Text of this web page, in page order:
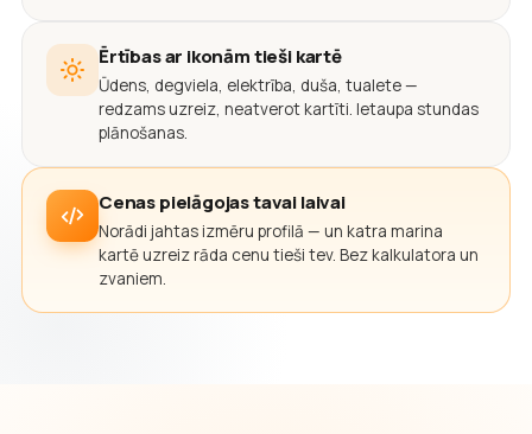
Ērtības ar ikonām tieši kartē
Ūdens, degviela, elektrība, duša, tualete —
redzams uzreiz, neatverot kartīti. Ietaupa stundas
plānošanas.
Cenas pielāgojas tavai laivai
Norādi jahtas izmēru profilā — un katra marina
kartē uzreiz rāda cenu tieši tev. Bez kalkulatora un
zvaniem.